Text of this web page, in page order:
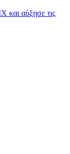
και αύξησε τις